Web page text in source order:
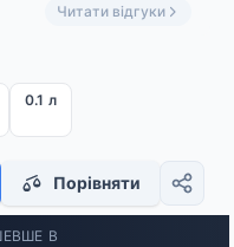
Читати відгуки
0.1 л
Порівняти
В